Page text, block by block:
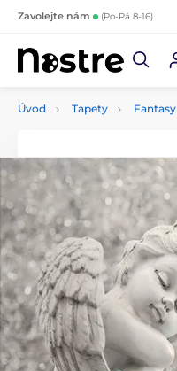
Zavolejte nám (Po-Pá 8-16)
Úvod Tapety Fantasy